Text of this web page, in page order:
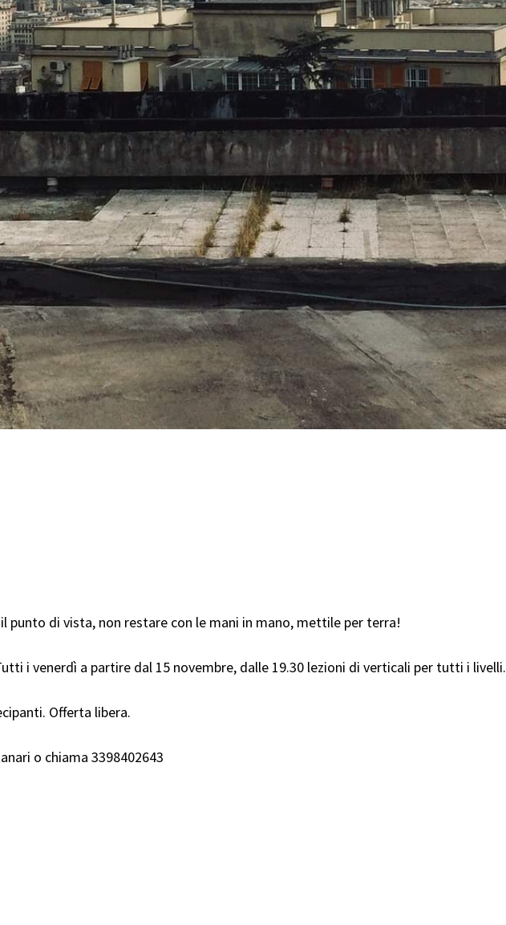
punto di vista, non restare con le mani in mano, mettile per terra!
i venerdì a partire dal 15 novembre, dalle 19.30 lezioni di verticali per tutti i livelli.
Offerta libera.
o chiama 3398402643